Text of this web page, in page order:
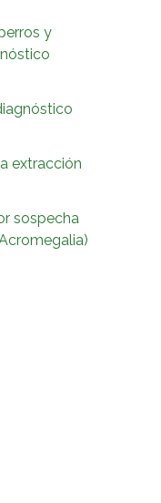
y
extracción
sospecha